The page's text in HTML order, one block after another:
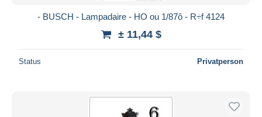
- BUSCH - Lampadaire - HO ou 1/87ô - R÷f 4124
± 11,44 $
Status Privatperson